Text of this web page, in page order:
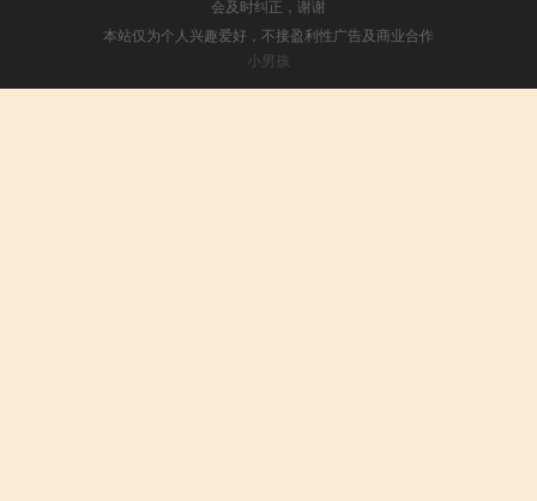
会及时纠正，谢谢
本站仅为个人兴趣爱好，不接盈利性广告及商业合作
小男孩